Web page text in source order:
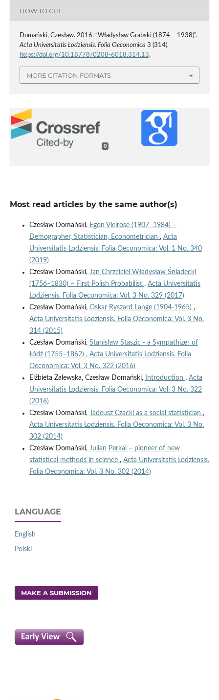
HOW TO CITE
Domański, Czesław. 2016. “Władysław Grabski (1874 – 1938)”.
Acta Universitatis Lodziensis. Folia Oeconomica 3 (314).
https://doi.org/10.18778/0208-6018.314.13.
MORE CITATION FORMATS
0
Most read articles by the same author(s)
Czesław Domański, Egon Vielrose (1907–1984) –
Demographer, Statistician, Econometrician , Acta
Universitatis Lodziensis. Folia Oeconomica: Vol. 1 No. 340
(2019)
Czesław Domański, Jan Chrzciciel Władysław Śniadecki
(1756–1830) – First Polish Probabilist , Acta Universitatis
Lodziensis. Folia Oeconomica: Vol. 3 No. 329 (2017)
Czesław Domański, Oskar Ryszard Lange (1904-1965) ,
Acta Universitatis Lodziensis. Folia Oeconomica: Vol. 3 No.
314 (2015)
Czesław Domański, Stanisław Staszic - a Sympathizer of
Łódź (1755–1862) , Acta Universitatis Lodziensis. Folia
Oeconomica: Vol. 3 No. 322 (2016)
Elżbieta Zalewska, Czesław Domański,
Introduction , Acta
Universitatis Lodziensis. Folia Oeconomica: Vol. 3 No. 322
(2016)
Czesław Domański,
Tadeusz Czacki as a social statistician ,
Acta Universitatis Lodziensis. Folia Oeconomica: Vol. 3 No.
302 (2014)
Czesław Domański, Julian Perkal – pioneer of new
statistical methods in science , Acta Universitatis Lodziensis.
Folia Oeconomica: Vol. 3 No. 302 (2014)
LANGUAGE
English
Polski
MAKE A SUBMISSION